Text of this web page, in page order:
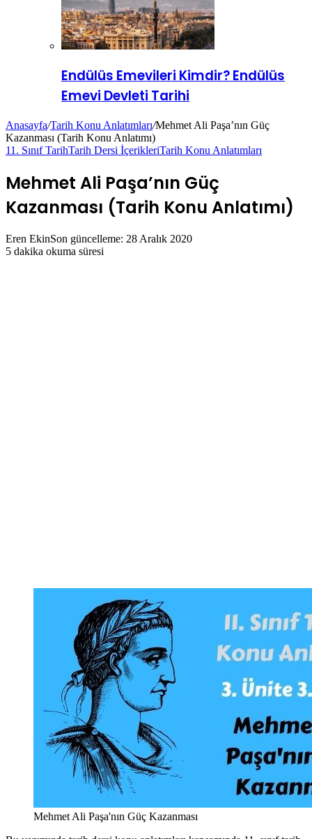
Endülüs Emevileri Kimdir? Endülüs
Emevi Devleti Tarihi
Anasayfa/Tarih Konu Anlatımları/Mehmet Ali Paşa’nın Güç
Kazanması (Tarih Konu Anlatımı)
11. Sınıf TarihTarih Dersi İçerikleriTarih Konu Anlatımları
Mehmet Ali Paşa’nın Güç
Kazanması (Tarih Konu Anlatımı)
Eren EkinSon güncelleme: 28 Aralık 2020
5 dakika okuma süresi
Mehmet Ali Paşa'nın Güç Kazanması